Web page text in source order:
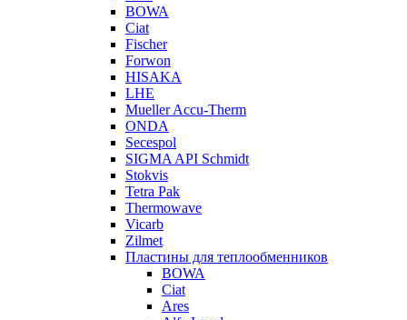
BOWA
Ciat
Fischer
Forwon
HISAKA
LHE
Mueller Accu-Therm
ONDA
Secespol
SIGMA API Schmidt
Stokvis
Tetra Pak
Thermowave
Vicarb
Zilmet
Пластины для теплообменников
BOWA
Ciat
Ares